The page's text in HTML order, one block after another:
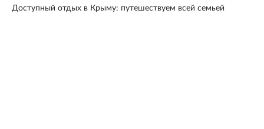
Доступный отдых в Крыму: путешествуем всей семьей